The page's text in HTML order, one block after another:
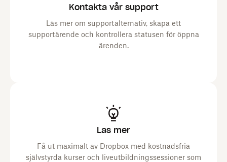
Kontakta vår support
Läs mer om supportalternativ, skapa ett
supportärende och kontrollera statusen för öppna
ärenden.
Läs mer
Få ut maximalt av Dropbox med kostnadsfria
självstyrda kurser och liveutbildningssessioner som